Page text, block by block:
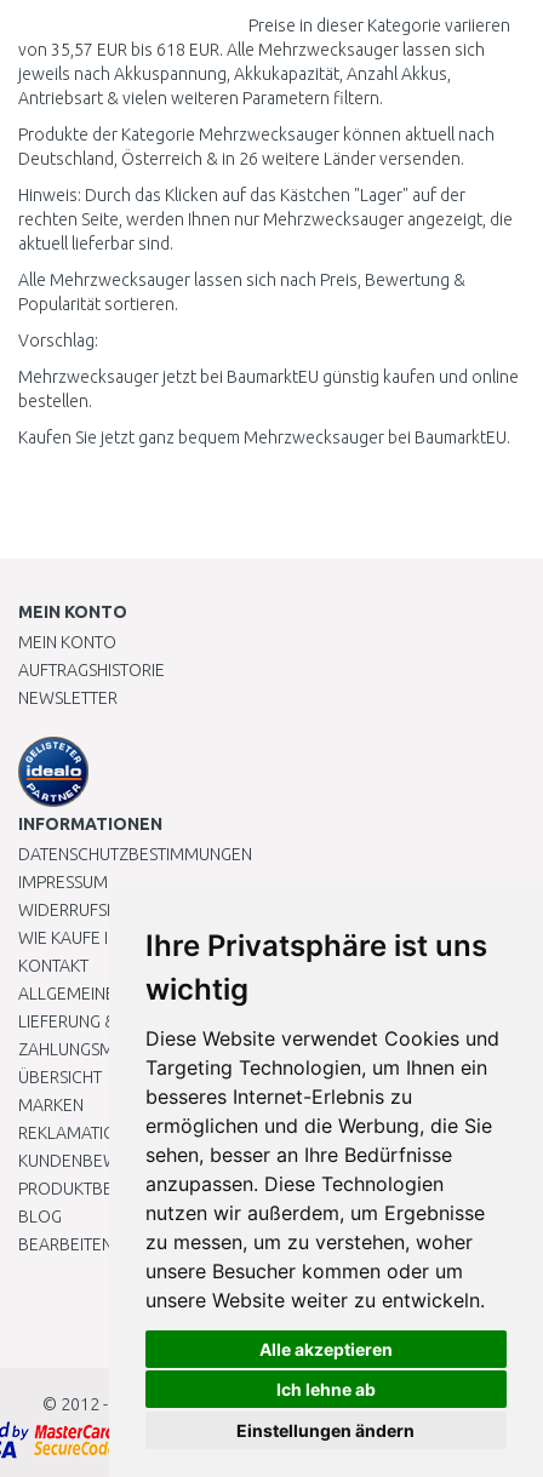
Ihre Privatsphäre ist uns
wichtig
Diese Website verwendet Cookies und
Targeting Technologien, um Ihnen ein
besseres Internet-Erlebnis zu
ermöglichen und die Werbung, die Sie
sehen, besser an Ihre Bedürfnisse
anzupassen. Diese Technologien
nutzen wir außerdem, um Ergebnisse
zu messen, um zu verstehen, woher
unsere Besucher kommen oder um
unsere Website weiter zu entwickeln.
Alle akzeptieren
Ich lehne ab
Einstellungen ändern
Preise in dieser Kategorie variieren
von 35,57 EUR bis 618 EUR. Alle Mehrzwecksauger lassen sich
jeweils nach Akkuspannung, Akkukapazität, Anzahl Akkus,
Antriebsart & vielen weiteren Parametern filtern.
Produkte der Kategorie Mehrzwecksauger können aktuell nach
Deutschland, Österreich & in 26 weitere Länder versenden.
Hinweis: Durch das Klicken auf das Kästchen "Lager" auf der
rechten Seite, werden Ihnen nur Mehrzwecksauger angezeigt, die
aktuell lieferbar sind.
Alle Mehrzwecksauger lassen sich nach Preis, Bewertung &
Popularität sortieren.
Vorschlag:
Mehrzwecksauger jetzt bei BaumarktEU günstig kaufen und online
bestellen.
Kaufen Sie jetzt ganz bequem Mehrzwecksauger bei BaumarktEU.
MEIN KONTO
MEIN KONTO
AUFTRAGSHISTORIE
NEWSLETTER
INFORMATIONEN
DATENSCHUTZBESTIMMUNGEN
IMPRESSUM
WIDERRUFSRECHT
WIE KAUFE ICH EIN?
KONTAKT
ALLGEMEINEN GESCHÄFTSBEDINGUNGEN
LIEFERUNG & ZAHLUNG
ZAHLUNGSMETHODEN
ÜBERSICHT
MARKEN
REKLAMATIONEN UND RETOUREN
KUNDENBEWERTUNG
PRODUKTBEWERTUNG
BLOG
BEARBEITEN SIE MEINE COOKIE-EINSTELLUNGEN
© 2012 - 2026Baumarkteu.at